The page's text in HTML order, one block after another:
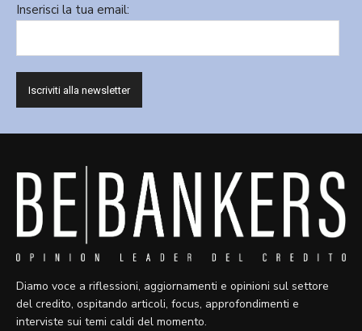
Inserisci la tua email:
Diamo voce a riflessioni, aggiornamenti e opinioni sul settore
del credito, ospitando articoli, focus, approfondimenti e
interviste sui temi caldi del momento.